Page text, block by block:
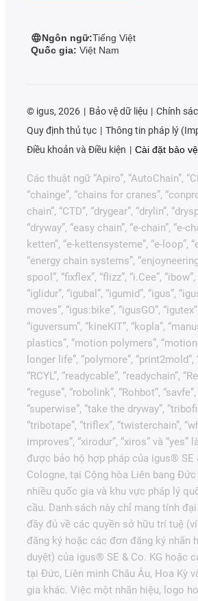
Ngôn ngữ:Tiếng Việt
Quốc gia: Việt Nam
© igus, 2026 Bảo vệ dữ liệu
Chính
Quy định thủ tục
Thông tin pháp lý
Điều khoản và Điều kiện
Cài đặt bảo
Các thuật ngữ “Apiro”, “AutoChain”,
“chainge”, “chains for cranes”,
chain”, “CTD”, “drygear”, “drylin”,
“dryway”, “easy chain”, “e-chain”, “e-
ketten”, “e-kettensysteme”, “e-loop”,
“energy chain systems”,
spool”, “fixflex”, “flizz”, “i.Cee”, “ibow”,
“iglidur”, “igubal”, “igumid”, “igus”,
moves”, “igus:bike”, “igusGO”,
“iguversum”, “kineKIT”, “kopla”,
plastics”, “motion polymers”,
longer life”, “polymore”, “print2mold”,
“RCYL”, “readycable”, “readychain”,
“reguse”, “robolink”, “Rohbot”,
“superwise”, “take the dryway”,
“tribotape”, “triflex”, “twisterchain”,
improves”, “xirodur”, “xiros” và “yes”
được bảo hộ hợp pháp của igus® SE
Cologne, tại Cộng hòa Liên bang
nhiều quốc gia và khu vực pháp lý
cầu. Danh sách này chỉ mang tính
đầy đủ về các quyền sở hữu trí tuệ
đăng ký hoặc các đơn đăng ký nhãn
duyệt) của igus® SE & Co. KG hoặc
tại Đức, Liên minh Châu Âu, Hoa Kỳ
gia khác. Việc một nhãn hiệu, logo